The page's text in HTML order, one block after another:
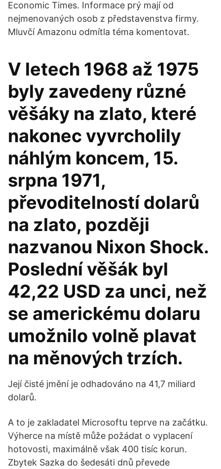
Economic Times. Informace prý mají od
nejmenovaných osob z představenstva firmy.
Mluvčí Amazonu odmítla téma komentovat.
V letech 1968 až 1975
byly zavedeny různé
věšáky na zlato, které
nakonec vyvrcholily
náhlým koncem, 15.
srpna 1971,
převoditelností dolarů
na zlato, později
nazvanou Nixon Shock.
Poslední věšák byl
42,22 USD za unci, než
se americkému dolaru
umožnilo volně plavat
na měnových trzích.
Její čisté jmění je odhadováno na 41,7 miliard
dolarů.
A to je zakladatel Microsoftu teprve na začátku.
Výherce na místě může požádat o vyplacení
hotovosti, maximálně však 400 tisíc korun.
Zbytek Sazka do šedesáti dnů převede